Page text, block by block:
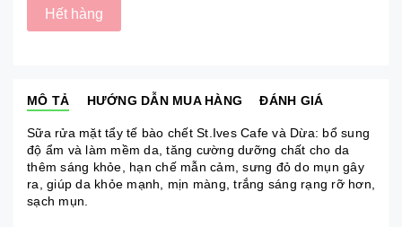
Hết hàng
MÔ TẢ HƯỚNG DẪN MUA HÀNG ĐÁNH GIÁ
Sữa rửa mặt tẩy tế bào chết St.Ives Cafe và Dừa: bổ sung
độ ẩm và làm mềm da, tăng cường dưỡng chất cho da
thêm sáng khỏe, hạn chế mẫn cảm, sưng đỏ do mụn gây
ra, giúp da khỏe mạnh, mịn màng, trắng sáng rạng rỡ hơn,
sạch mụn.